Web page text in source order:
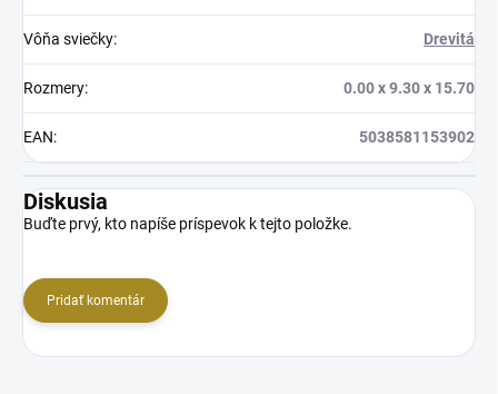
Vôňa sviečky: Drevitá
Rozmery: 0.00 x 9.30 x 15.70
EAN: 5038581153902
Diskusia
Buďte prvý, kto napíše príspevok k tejto položke.
Pridať komentár